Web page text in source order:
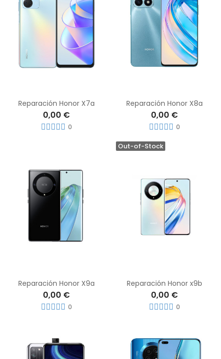
Reparación Honor X7a
0,00 €
0
Reparación Honor X8a
0,00 €
0
Reparación Honor X9a
0,00 €
0
Out-of-Stock
Reparación Honor x9b
0,00 €
0